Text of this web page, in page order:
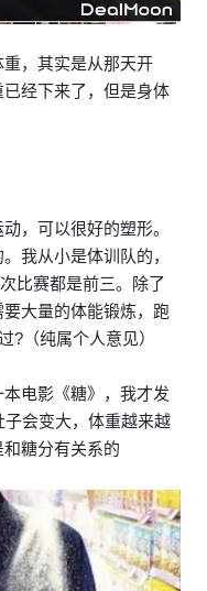
，其实是从那天开
经下来了，但是身体
，可以很好的塑形。
我从小是体训队的，
比赛都是前三。除了
大量的体能锻炼，跑
?（纯属个人意见）
电影《糖》，我才发
会变大，体重越来越
糖分有关系的